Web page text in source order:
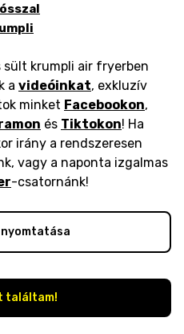
krumpli air fryerben
a videóinkat, exkluzív
minket Facebookon,
és Tiktokon! Ha
irány a rendszeresen
vagy a naponta izgalmas
-csatornánk!
nyomtatása
találtam!